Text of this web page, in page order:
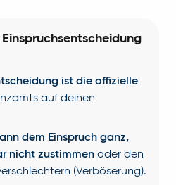
ist die offizielle
auf deinen
dem Einspruch ganz,
nicht zustimmen oder den
(Verböserung).